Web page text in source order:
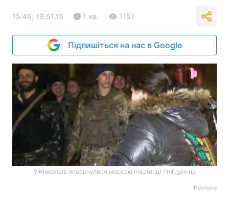
15:46, 19.01.15 1 хв. 1157
Підпишіться на нас в Google
У Миколаїв повернулися морські піхотинці / mil.gov.ua
Реклама